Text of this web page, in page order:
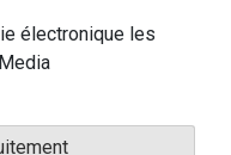
électronique les